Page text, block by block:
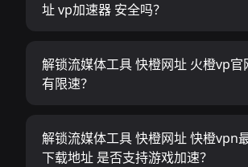
址 vp加速器 安全吗？
解锁流媒体工具 快橙网址 火橙vp官
有限速？
解锁流媒体工具 快橙网址 快橙vpn
下载地址 是否支持游戏加速？